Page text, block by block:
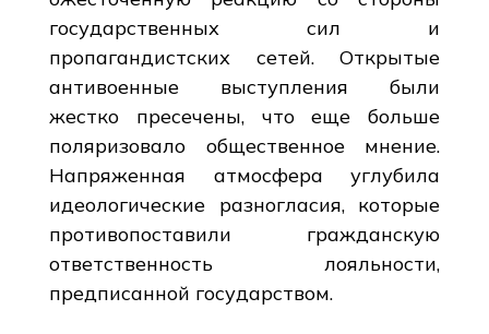
государственных сил и
пропагандистских сетей. Открытые
антивоенные выступления были
жестко пресечены, что еще больше
поляризовало общественное мнение.
Напряженная атмосфера углубила
идеологические разногласия, которые
противопоставили гражданскую
ответственность лояльности,
предписанной государством.